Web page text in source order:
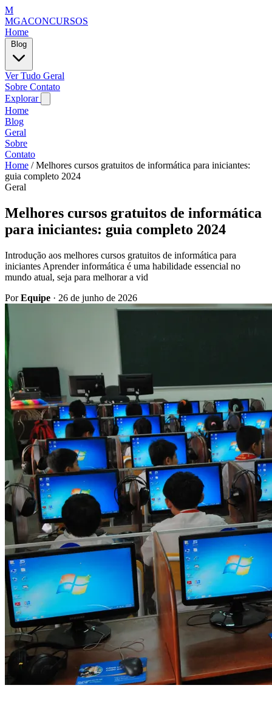
M
MGACONCURSOS
Home
Ver Tudo Geral
Sobre Contato
Explorar
Home
Blog
Geral
Sobre
Contato
Home / Melhores cursos gratuitos de informática para iniciantes:
guia completo 2024
Geral
Melhores cursos gratuitos de informática
para iniciantes: guia completo 2024
Introdução aos melhores cursos gratuitos de informática para
iniciantes Aprender informática é uma habilidade essencial no
mundo atual, seja para melhorar a vid
PorEquipe · 26 de junho de 2026